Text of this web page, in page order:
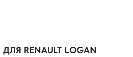
RENAULT LOGAN